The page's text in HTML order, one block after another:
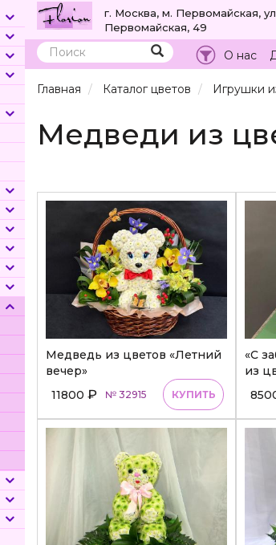
г. Москва, м. Первомайская,
Первомайская, 49
Поиск
О нас
Главная Каталог цветов Игрушки
Медведи из
Медведь из цветов «Летний
вечер»
11800 ₽ № 32915 КУПИТЬ
«С
из